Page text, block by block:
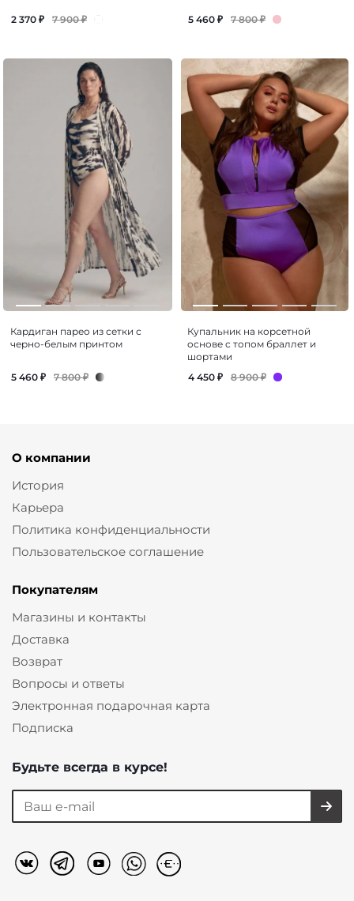
2 370 ₽ 7 900₽ 5 460 ₽ 7 800₽
Кардиган парео из сетки с
черно-белым принтом
5 460 ₽ 7 800₽
Купальник на корсетной
основе с топом браллет и
шортами
4 450 ₽ 8 900₽
О компании
История
Карьера
Политика конфиденциальности
Пользовательское соглашение
Покупателям
Магазины и контакты
Доставка
Возврат
Вопросы и ответы
Электронная подарочная карта
Подписка
Будьте всегда в курсе!